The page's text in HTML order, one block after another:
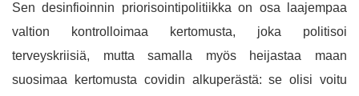
Sen desinfioinnin priorisointipolitiikka on osa laajempaa
valtion kontrolloimaa kertomusta, joka politisoi
terveyskriisiä, mutta samalla myös heijastaa maan
suosimaa kertomusta covidin alkuperästä: se olisi voitu